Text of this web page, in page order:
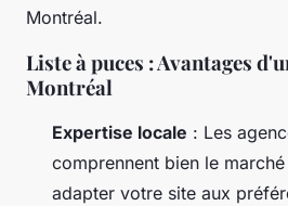
Montréal.
Liste à puces : Avantages
Montréal
Expertise locale : Les
comprennent bien le
adapter votre site aux